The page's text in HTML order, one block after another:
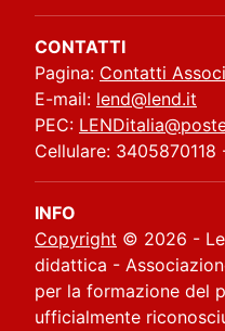
CONTATTI
Pagina: Contatti
E-mail: lend@lend.it
PEC:
Cellulare: 3405870118
INFO
Copyright © 2026 -
didattica -
per la formazione del
ufficialmente